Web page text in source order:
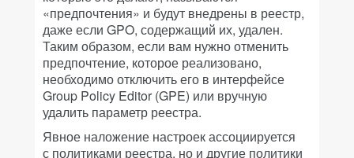
«предпочтения» и будут внедрены в реестр,
даже если GPO, содержащий их, удален.
Таким образом, если вам нужно отменить
предпочтение, которое реализовано,
необходимо отключить его в интерфейсе
Group Policy Editor (GPE) или вручную
удалить параметр реестра.
Явное наложение настроек ассоциируется
с политиками реестра, но и другие политики